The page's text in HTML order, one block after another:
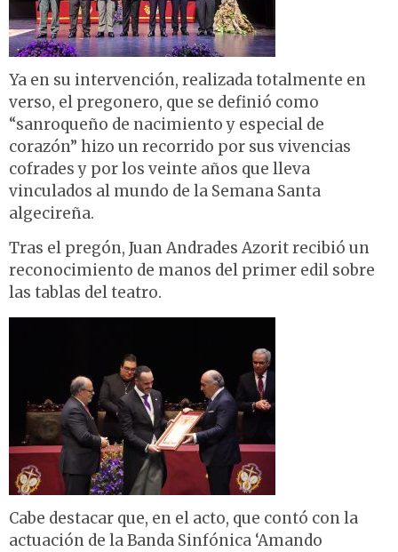
Ya en su intervención, realizada totalmente en
verso, el pregonero, que se definió como
“sanroqueño de nacimiento y especial de
corazón” hizo un recorrido por sus vivencias
cofrades y por los veinte años que lleva
vinculados al mundo de la Semana Santa
algecireña.
Tras el pregón, Juan Andrades Azorit recibió un
reconocimiento de manos del primer edil sobre
las tablas del teatro.
Cabe destacar que, en el acto, que contó con la
actuación de la Banda Sinfónica ‘Amando